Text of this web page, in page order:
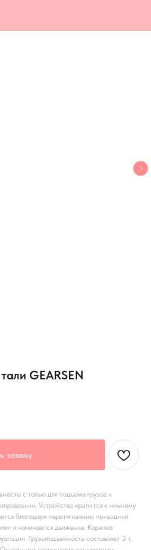
GEARSEN
заявку
с талью для подъема грузов и
Устройство крепится к нижнему
благодаря перетягиванию приводной
и начинается движение. Каретка
Грузоподъемность составляет 3 т,